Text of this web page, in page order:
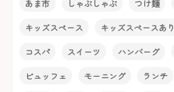
あま市 しゃぶしゃぶ つけ麺
キッズスペース キッズスペースあり
コスパ スイーツ ハンバーグ
ビュッフェ モーニング ランチ